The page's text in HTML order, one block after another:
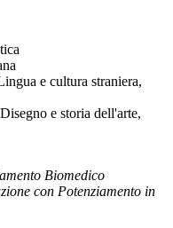
e cultura straniera,
e storia dell'arte,
Biomedico
con Potenziamento in